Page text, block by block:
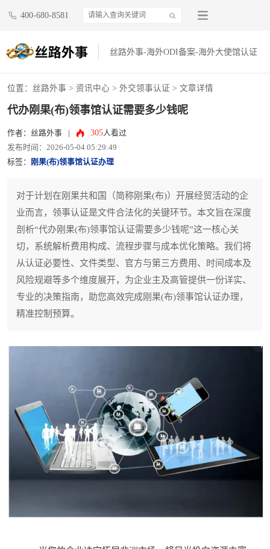
400-680-8581
丝路外事-海外ODI备案-海外大使馆认证
位置： 丝路外事 > 资讯中心 > 外交领事认证 > 文章详情
代办刚果(布)领事馆认证需要多少钱呢
作者：丝路外事 305人看过
发布时间：2026-05-04 05:29:49
标签：
刚果(布)领事馆认证办理
对于计划在刚果共和国（简称刚果(布)）开展经贸活动的企
业而言，领事认证是文件合法化的关键环节。本文旨在深度
剖析“代办刚果(布)领事馆认证需要多少钱呢”这一核心关
切，系统解析费用构成、流程步骤与成本优化策略。我们将
从认证必要性、文件类型、官方与第三方费用、时间成本及
风险规避等多个维度展开，为企业主及高管提供一份详实、
专业的决策指南，助您高效完成刚果(布)领事馆认证办理，
精准控制预算。